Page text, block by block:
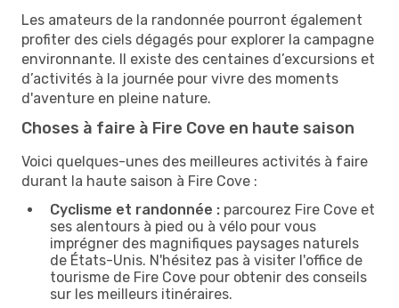
Les amateurs de la randonnée pourront également
profiter des ciels dégagés pour explorer la campagne
environnante. Il existe des centaines d’excursions et
d’activités à la journée pour vivre des moments
d'aventure en pleine nature.
Choses à faire à Fire Cove en haute saison
Voici quelques-unes des meilleures activités à faire
durant la haute saison à Fire Cove :
Cyclisme et randonnée : parcourez Fire Cove et
ses alentours à pied ou à vélo pour vous
imprégner des magnifiques paysages naturels
de États-Unis. N'hésitez pas à visiter l'office de
tourisme de Fire Cove pour obtenir des conseils
sur les meilleurs itinéraires.